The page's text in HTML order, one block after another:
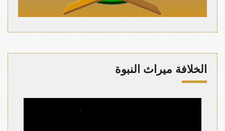
الخلافة ميراث النبوة